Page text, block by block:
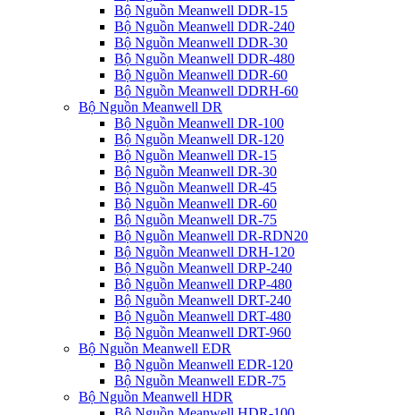
Bộ Nguồn Meanwell DDR-15
Bộ Nguồn Meanwell DDR-240
Bộ Nguồn Meanwell DDR-30
Bộ Nguồn Meanwell DDR-480
Bộ Nguồn Meanwell DDR-60
Bộ Nguồn Meanwell DDRH-60
Bộ Nguồn Meanwell DR
Bộ Nguồn Meanwell DR-100
Bộ Nguồn Meanwell DR-120
Bộ Nguồn Meanwell DR-15
Bộ Nguồn Meanwell DR-30
Bộ Nguồn Meanwell DR-45
Bộ Nguồn Meanwell DR-60
Bộ Nguồn Meanwell DR-75
Bộ Nguồn Meanwell DR-RDN20
Bộ Nguồn Meanwell DRH-120
Bộ Nguồn Meanwell DRP-240
Bộ Nguồn Meanwell DRP-480
Bộ Nguồn Meanwell DRT-240
Bộ Nguồn Meanwell DRT-480
Bộ Nguồn Meanwell DRT-960
Bộ Nguồn Meanwell EDR
Bộ Nguồn Meanwell EDR-120
Bộ Nguồn Meanwell EDR-75
Bộ Nguồn Meanwell HDR